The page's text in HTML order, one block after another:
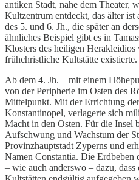
antiken Stadt, nahe dem Theater,
Kultzentrum entdeckt, das älter
des 5. und 6. Jh., die später an
ähnliches Beispiel gibt es in
Klosters des heiligen Herakleidios
frühchristliche Kultstätte existierte.
Ab dem 4. Jh. – mit einem
von der Peripherie im Osten des
Mittelpunkt. Mit der Errichtung
Konstantinopel, verlagerte sich
Macht in den Osten. Für die Insel
Aufschwung und Wachstum der
Provinzhauptstadt Zyperns und
Namen Constantia. Die Erdbeben
– wie auch anderswo – dazu,